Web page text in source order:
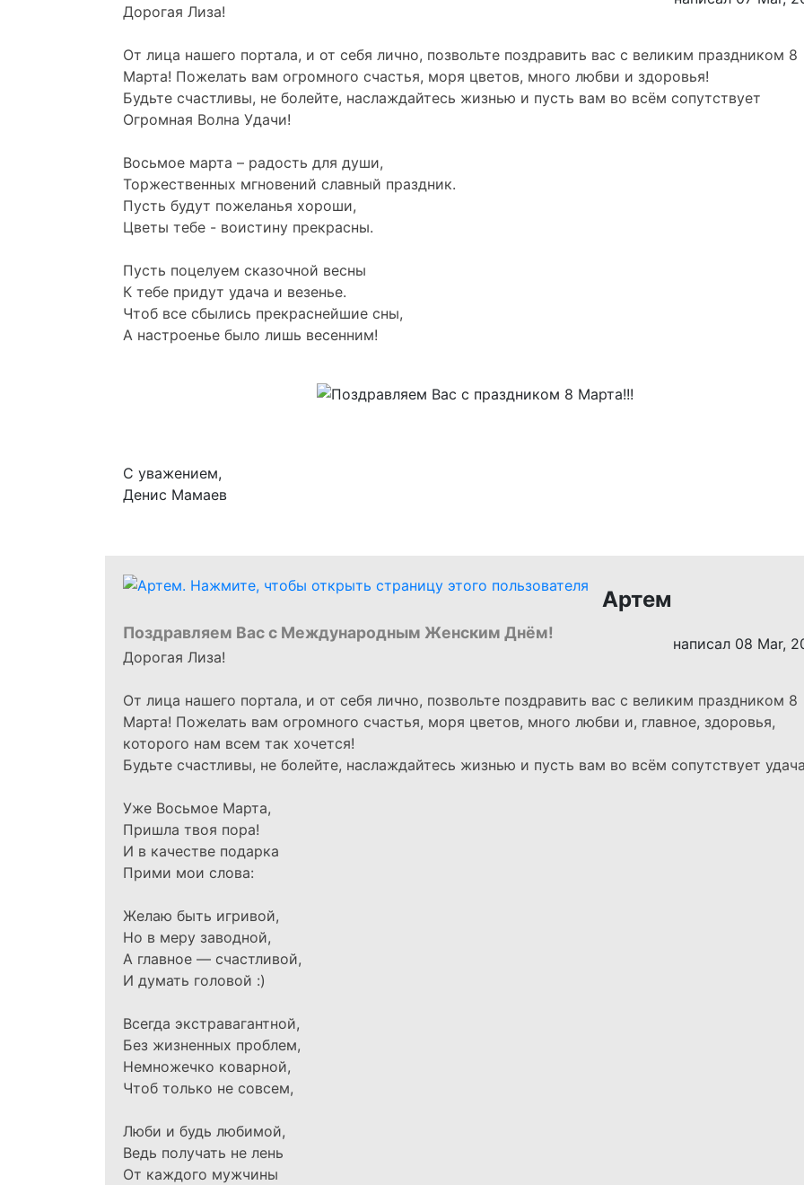
Дорогая Лиза!
От лица нашего портала, и от себя лично, позвольте поздравить вас с великим праздником 8
Марта! Пожелать вам огромного счастья, моря цветов, много любви и здоровья!
Будьте счастливы, не болейте, наслаждайтесь жизнью и пусть вам во всём сопутствует
Огромная Волна Удачи!
Восьмое марта – радость для души,
Торжественных мгновений славный праздник.
Пусть будут пожеланья хороши,
Цветы тебе - воистину прекрасны.
Пусть поцелуем сказочной весны
К тебе придут удача и везенье.
Чтоб все сбылись прекраснейшие сны,
А настроенье было лишь весенним!
С уважением,
Денис Мамаев
Артем
написал 08 Mar,
Поздравляем Вас с Международным Женским Днём!
Дорогая Лиза!
От лица нашего портала, и от себя лично, позвольте поздравить вас с великим праздником 8
Марта! Пожелать вам огромного счастья, моря цветов, много любви и, главное, здоровья,
которого нам всем так хочется!
Будьте счастливы, не болейте, наслаждайтесь жизнью и пусть вам во всём сопутствует
Уже Восьмое Марта,
Пришла твоя пора!
И в качестве подарка
Прими мои слова:
Желаю быть игривой,
Но в меру заводной,
А главное — счастливой,
И думать головой :)
Всегда экстравагантной,
Без жизненных проблем,
Немножечко коварной,
Чтоб только не совсем,
Люби и будь любимой,
Ведь получать не лень
От каждого мужчины